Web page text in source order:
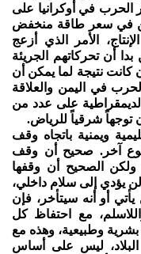
الحرب في أوكرانيا على
في سعر طاقة منخفض
الأمر الذي أزعج
أن تحركاتهم الجريئة
كانت نتيجة لما يمكن أن
في اليمن والعلاقة
الديمقراطية على عدد من
توجهاً شرقياً للرياض.
ويمنية باتجاه وقف
آخر. صحيح أن وقف
ولكن الصحيح أن وقفها
لن يؤدي إلى سلام داخلي،
أو أنه سيتأخر، فإن
مع احتفاظ كل
وطبيعية، وهذه مع
ليس على أساس